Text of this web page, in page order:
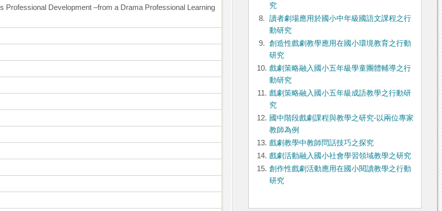
Professional Development –from a Drama Professional Learning
究
8.
讀者劇場應用於國小中年級國語文課程之行
動研究
9.
創造性戲劇教學應用在國小環境教育之行動
研究
10. 戲劇策略融入國小五年級學童團體輔導之行
動研究
11. 戲劇策略融入國小五年級成語教學之行動研
究
12. 國中階段戲劇課程與教學之研究-以兩位專家
教師為例
13. 戲劇教學中教師問話技巧之探究
14. 戲劇活動融入國小社會學習領域教學之研究
15. 創作性戲劇活動應用在國小閱讀教學之行動
研究